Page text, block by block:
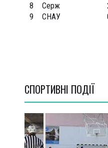
8
Серж
9
СНАУ
СПОРТИВНI ПОДІЇ